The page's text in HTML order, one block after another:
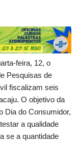
feira, 12, o
Pesquisas de
fiscalizam seis
O objetivo da
Dia do Consumidor,
a qualidade
se a quantidade